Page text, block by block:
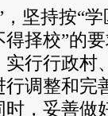
持按“学
择校”的
行行政村
调整和完
，妥善做